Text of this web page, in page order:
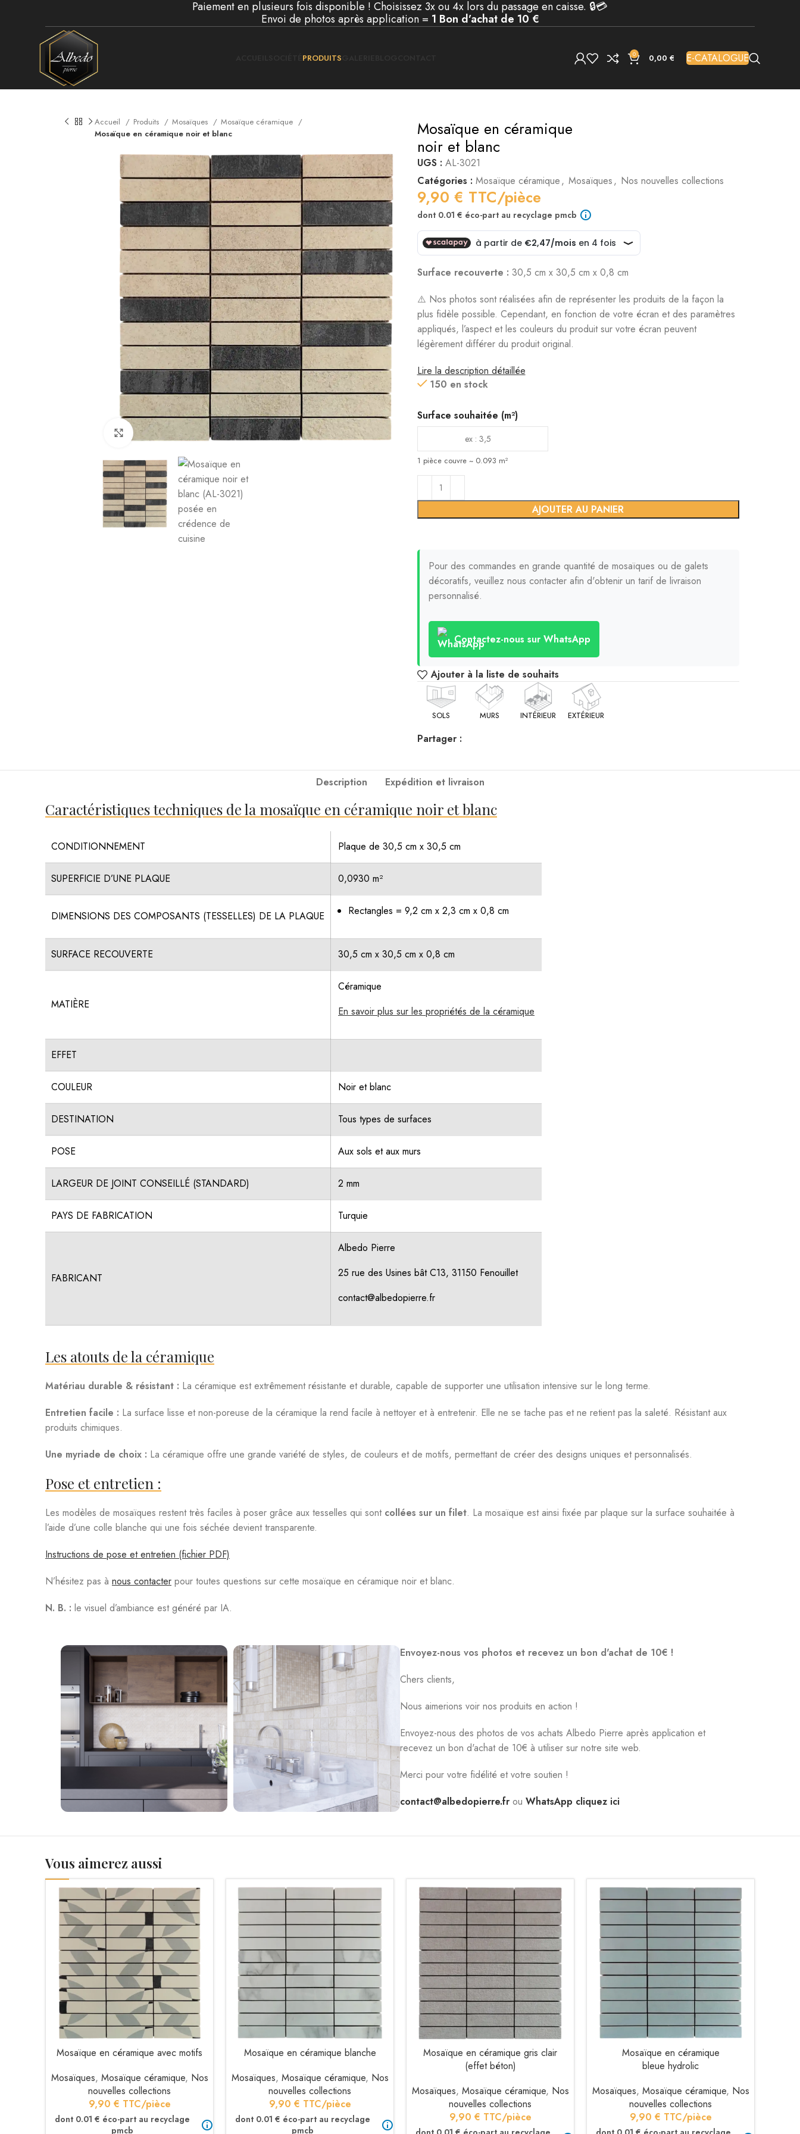
Paiement en plusieurs fois disponible ! Choisissez 3x ou 4x lors du passage en caisse. 🔒💳
Envoi de photos après application = 1 Bon d’achat de 10 €
PRODUITS 0 0,00 € E-CATALOGUE
Accueil Produits Mosaïques
Mosaïque céramique
Mosaïque en céramique noir et blanc
Cliquez pour agrandir
Mosaïque en céramique
noir et blanc
UGS : AL-3021
Catégories : Mosaïque céramique, Mosaïques, Nos nouvelles collections
9,90 € TTC/pièce
dont 0.01 € éco-part au recyclage pmcb
Surface recouverte : 30,5 cm x 30,5 cm x 0,8 cm
⚠️ Nos photos sont réalisées afin de représenter les produits de la façon la
plus fidèle possible. Cependant, en fonction de votre écran et des paramètres
appliqués, l’aspect et les couleurs du produit sur votre écran peuvent
légèrement différer du produit original.
Lire la description détaillée
150 en stock
Surface souhaitée (m²)
1 pièce couvre ~ 0.093 m²
AJOUTER AU PANIER
Pour des commandes en grande quantité de mosaïques ou de galets
décoratifs, veuillez nous contacter afin d'obtenir un tarif de livraison
personnalisé.
Contactez-nous sur WhatsApp
Ajouter à la liste de souhaits
SOLS MURS INTÉRIEUR EXTÉRIEUR
Partager :
Description Expédition et livraison
Caractéristiques techniques de la mosaïque en céramique noir et blanc
CONDITIONNEMENT Plaque de 30,5 cm x 30,5 cm
SUPERFICIE D’UNE PLAQUE 0,0930 m²
DIMENSIONS DES COMPOSANTS (TESSELLES) DE LA PLAQUE Rectangles = 9,2 cm x 2,3 cm x 0,8 cm
SURFACE RECOUVERTE 30,5 cm x 30,5 cm x 0,8 cm
MATIÈRE
Céramique
En savoir plus sur les propriétés de la céramique
EFFET
COULEUR Noir et blanc
DESTINATION Tous types de surfaces
POSE Aux sols et aux murs
LARGEUR DE JOINT CONSEILLÉ (STANDARD) 2 mm
PAYS DE FABRICATION Turquie
FABRICANT
Albedo Pierre
25 rue des Usines bât C13, 31150 Fenouillet
contact@albedopierre.fr
Les atouts de la céramique
Matériau durable & résistant : La céramique est extrêmement résistante et durable, capable de supporter une utilisation intensive sur le long terme.
Entretien facile : La surface lisse et non-poreuse de la céramique la rend facile à nettoyer et à entretenir. Elle ne se tache pas et ne retient pas la saleté. Résistant aux
produits chimiques.
Une myriade de choix : La céramique offre une grande variété de styles, de couleurs et de motifs, permettant de créer des designs uniques et personnalisés.
Pose et entretien :
Les modèles de mosaïques restent très faciles à poser grâce aux tesselles qui sont collées sur un filet. La mosaïque est ainsi fixée par plaque sur la surface souhaitée à
l’aide d’une colle blanche qui une fois séchée devient transparente.
Instructions de pose et entretien (fichier PDF)
N’hésitez pas à nous contacter pour toutes questions sur cette mosaïque en céramique noir et blanc.
N. B. : le visuel d’ambiance est généré par IA.
Envoyez-nous vos photos et recevez un bon d'achat de 10€ !
Chers clients,
Nous aimerions voir nos produits en action !
Envoyez-nous des photos de vos achats Albedo Pierre après application et
recevez un bon d'achat de 10€ à utiliser sur notre site web.
Merci pour votre fidélité et votre soutien !
contact@albedopierre.fr ou WhatsApp cliquez ici
Vous aimerez aussi
AJOUTER AU PANIER
Mosaïque en céramique avec motifs
Mosaïques, Mosaïque céramique, Nos
nouvelles collections
9,90 € TTC/pièce
dont 0.01 € éco-part au recyclage
pmcb
AJOUTER AU PANIER
Mosaïque en céramique blanche
Mosaïques, Mosaïque céramique, Nos
nouvelles collections
9,90 € TTC/pièce
dont 0.01 € éco-part au recyclage
pmcb
AJOUTER AU PANIER
Mosaïque en céramique gris clair
(effet béton)
Mosaïques, Mosaïque céramique, Nos
nouvelles collections
9,90 € TTC/pièce
AJOUTER AU PANIER
Mosaïque en céramique
bleue hydrolic
Mosaïques, Mosaïque céramique, Nos
nouvelles collections
9,90 € TTC/pièce